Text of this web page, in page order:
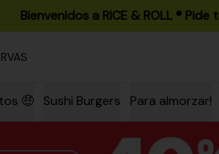
Bienvenidos a RICE & ROLL ®️
🤑 Sushi Burgers Para almorzar!